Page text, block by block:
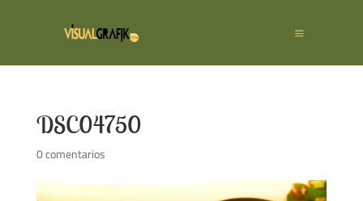
DSC04750
0 comentarios